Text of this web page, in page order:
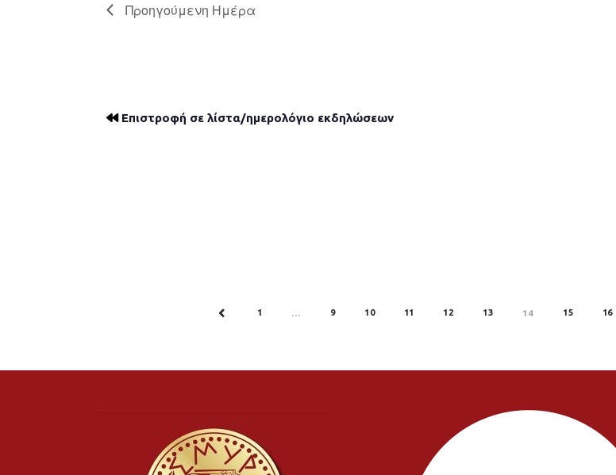
Προηγούμενη Ημέρα
Επιστροφή σε λίστα/ημερολόγιο εκδηλώσεων
1 … 9 10 11 12 13 14 15 16